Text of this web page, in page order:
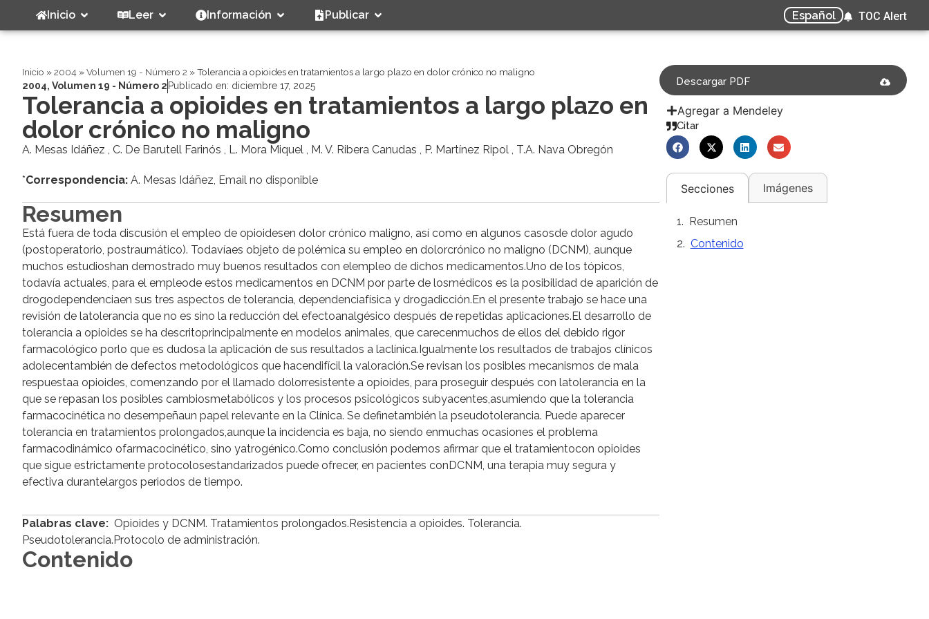
Inicio Leer Información Publicar Español TOC Alert
Inicio »2004 »Volumen 19 - Número 2 »Tolerancia a opioides en tratamientos a largo plazo en dolor crónico no maligno
2004, Volumen 19 - Número 2 Publicado en: diciembre 17, 2025
Tolerancia a opioides en tratamientos a largo plazo en
dolor crónico no maligno
A. Mesas Idáñez , C. De Barutell Farinós , L. Mora Miquel , M. V. Ribera Canudas , P. Martínez Ripol , T.A. Nava Obregón
*Correspondencia: A. Mesas Idáñez, Email no disponible
Resumen
Está fuera de toda discusión el empleo de opioidesen dolor crónico maligno, así como en algunos casosde dolor agudo
(postoperatorio, postraumático). Todavíaes objeto de polémica su empleo en dolorcrónico no maligno (DCNM), aunque
muchos estudioshan demostrado muy buenos resultados con elempleo de dichos medicamentos.Uno de los tópicos,
todavía actuales, para el empleode estos medicamentos en DCNM por parte de losmédicos es la posibilidad de aparición de
drogodependenciaen sus tres aspectos de tolerancia, dependenciafísica y drogadicción.En el presente trabajo se hace una
revisión de latolerancia que no es sino la reducción del efectoanalgésico después de repetidas aplicaciones.El desarrollo de
tolerancia a opioides se ha descritoprincipalmente en modelos animales, que carecenmuchos de ellos del debido rigor
farmacológico porlo que es dudosa la aplicación de sus resultados a laclínica.Igualmente los resultados de trabajos clínicos
adolecentambién de defectos metodológicos que hacendifícil la valoración.Se revisan los posibles mecanismos de mala
respuestaa opioides, comenzando por el llamado dolorresistente a opioides, para proseguir después con latolerancia en la
que se repasan los posibles cambiosmetabólicos y los procesos psicológicos subyacentes,asumiendo que la tolerancia
farmacocinética no desempeñaun papel relevante en la Clínica. Se definetambién la pseudotolerancia. Puede aparecer
tolerancia en tratamientos prolongados,aunque la incidencia es baja, no siendo enmuchas ocasiones el problema
farmacodinámico ofarmacocinético, sino yatrogénico.Como conclusión podemos afirmar que el tratamientocon opioides
que sigue estrictamente protocolosestandarizados puede ofrecer, en pacientes conDCNM, una terapia muy segura y
efectiva durantelargos periodos de tiempo.
Palabras clave: Opioides y DCNM. Tratamientos prolongados.Resistencia a opioides. Tolerancia.
Pseudotolerancia.Protocolo de administración.
Contenido
Descargar PDF
Agregar a Mendeley
Citar
Secciones Imágenes
Resumen
Contenido